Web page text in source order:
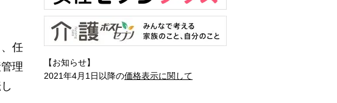
任
理
【お知らせ】
2021年4月1日以降の価格表示に関して